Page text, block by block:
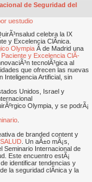
de Seguridad del
uestudio
celebra la IX
y Excelencia ClÃ­nica.
Olympia Â de Madrid una
Paciente y Excelencia ClÃ­
tecnolÃ³gica al
que ofrecen las nuevas
Inteligencia Artificial, sin
Unidos, Israel y
Olympia, y se podrÃ¡
de branded content y
. Un aÃ±o mÃ¡s,
Seminario Internacional de
Este encuentro estÃ¡
identificar tendencias y
la seguridad clÃ­nica y la